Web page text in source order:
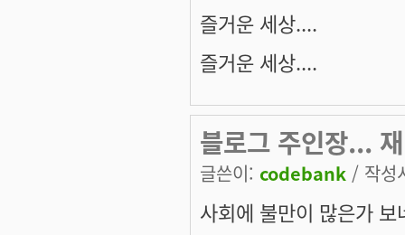
즐거운 세상....
즐거운 세상....
블로그 주인장...
글쓴이: codebank / 작성
사회에 불만이 많은가 보